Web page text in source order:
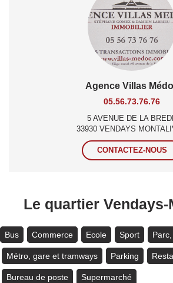
Agence Villas
05.56.73.76.76
5 AVENUE DE LA
33930 VENDAYS
CONTACTEZ-NOUS
Le quartier
Bus Commerce Ecole Sport
Métro, gare et tramways Parking
Bureau de poste Supermarché